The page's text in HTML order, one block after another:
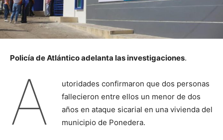
Policía de Atlántico adelanta las investigaciones.
A
utoridades confirmaron que dos personas
fallecieron entre ellos un menor de dos
años en ataque sicarial en una vivienda del
municipio de Ponedera.